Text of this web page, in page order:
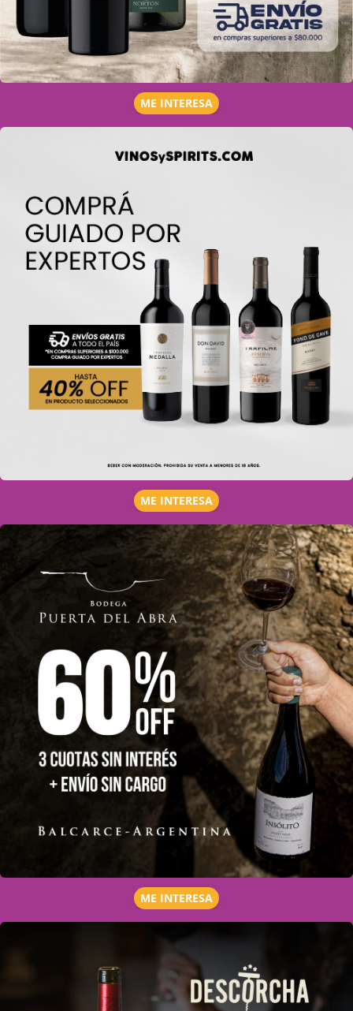
ME INTERESA
ME INTERESA
ME INTERESA